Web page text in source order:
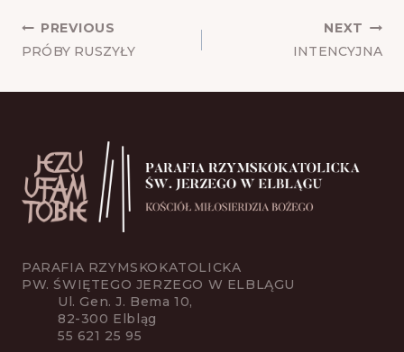
POST
NAVIGATION
PREVIOUS
PRÓBY RUSZYŁY
NEXT
INTENCYJNA
PARAFIA RZYMSKOKATOLICKA
PW. ŚWIĘTEGO JERZEGO W ELBLĄGU
Ul. Gen. J. Bema 10,
82-300 Elbląg
55 621 25 95